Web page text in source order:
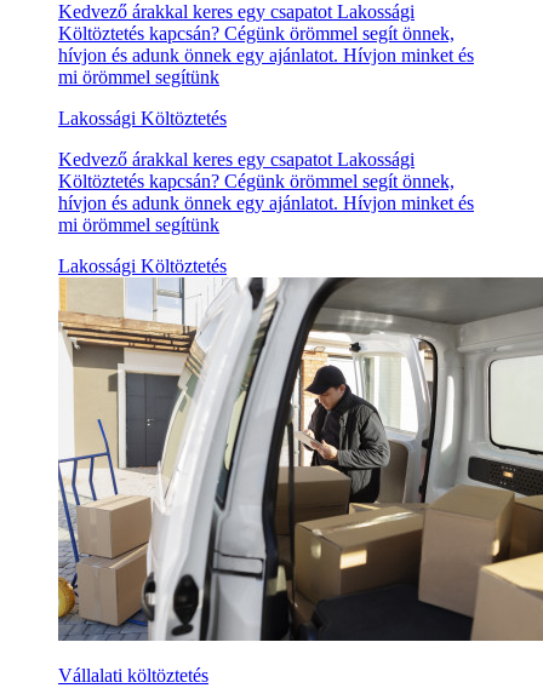
Kedvező árakkal keres egy csapatot Lakossági
Költöztetés kapcsán? Cégünk örömmel segít önnek,
hívjon és adunk önnek egy ajánlatot. Hívjon minket és
mi örömmel segítünk
Lakossági Költöztetés
Kedvező árakkal keres egy csapatot Lakossági
Költöztetés kapcsán? Cégünk örömmel segít önnek,
hívjon és adunk önnek egy ajánlatot. Hívjon minket és
mi örömmel segítünk
Lakossági Költöztetés
Vállalati költöztetés